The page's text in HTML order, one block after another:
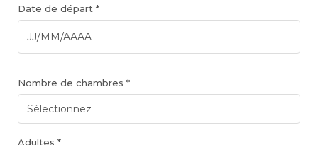
Date de départ *
Nombre de chambres *
Adultes *